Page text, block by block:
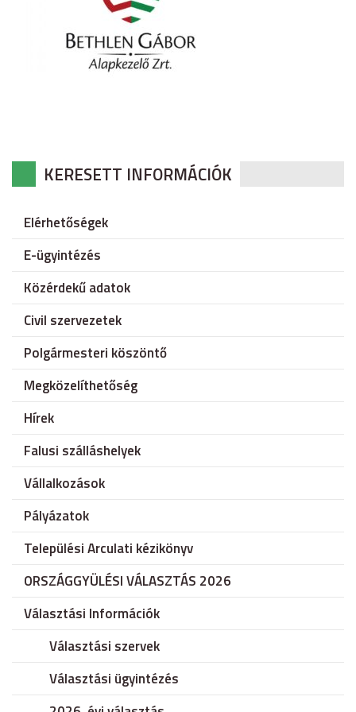
KERESETT INFORMÁCIÓK
Elérhetőségek
E-ügyintézés
Közérdekű adatok
Civil szervezetek
Polgármesteri köszöntő
Megközelíthetőség
Hírek
Falusi szálláshelyek
Vállalkozások
Pályázatok
Települési Arculati kézikönyv
ORSZÁGGYÜLÉSI VÁLASZTÁS 2026
Választási Információk
Választási szervek
Választási ügyintézés